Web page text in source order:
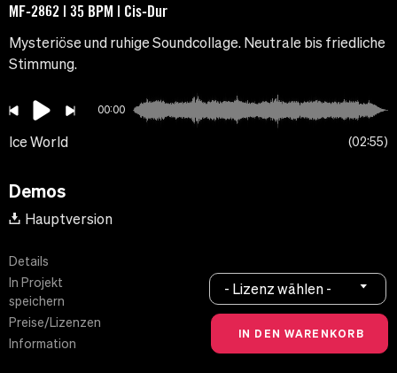
MF-2862 | 35 BPM | Cis-Dur
Mysteriöse und ruhige Soundcollage. Neutrale bis friedliche
Stimmung.
00:00
Ice World 02:55
Demos
Hauptversion
Details
In Projekt
speichern
Preise/Lizenzen
Information
- Lizenz wählen -